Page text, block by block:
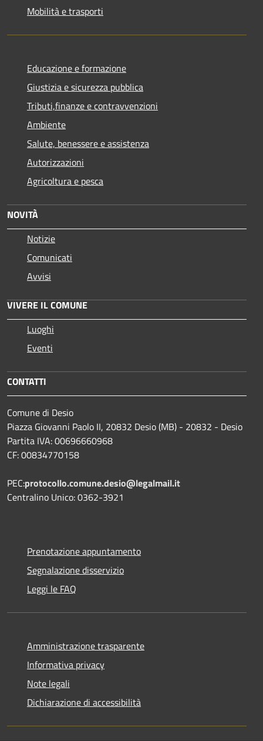
Mobilità e trasporti
Educazione e formazione
Giustizia e sicurezza pubblica
Tributi,finanze e contravvenzioni
Ambiente
Salute, benessere e assistenza
Autorizzazioni
Agricoltura e pesca
NOVITÀ
Notizie
Comunicati
Avvisi
VIVERE IL COMUNE
Luoghi
Eventi
CONTATTI
Comune di Desio
Piazza Giovanni Paolo II, 20832 Desio (MB) - 20832 - Desio
Partita IVA: 00696660968
CF: 00834770158
PEC:protocollo.comune.desio@legalmail.it
Centralino Unico: 0362-3921
Prenotazione appuntamento
Segnalazione disservizio
Leggi le FAQ
Amministrazione trasparente
Informativa privacy
Note legali
Dichiarazione di accessibilità